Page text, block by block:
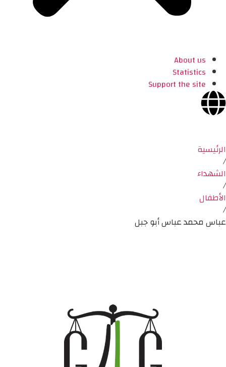
About us
Statistics
Support the site
الرئيسية
/
الشهداء
/
الأطفال
/
عباس محمد عباس أبو جبل